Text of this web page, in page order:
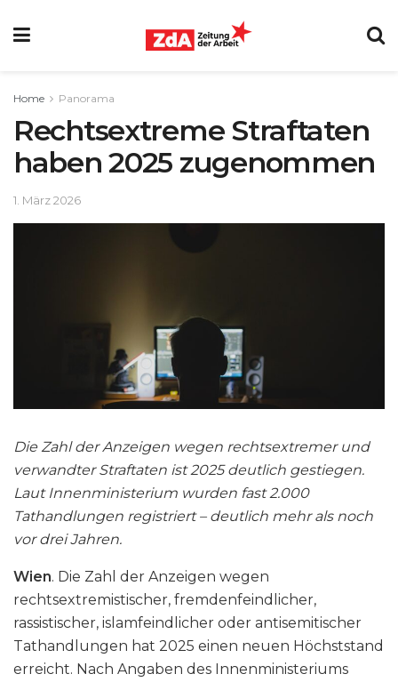
Home Panorama
Rechtsextreme Straftaten
haben 2025 zugenommen
1. März 2026
Die Zahl der Anzeigen wegen rechtsextremer und
verwandter Straftaten ist 2025 deutlich gestiegen.
Laut Innenministerium wurden fast 2.000
Tathandlungen registriert – deutlich mehr als noch
vor drei Jahren.
Wien. Die Zahl der Anzeigen wegen
rechtsextremistischer, fremdenfeindlicher,
rassistischer, islamfeindlicher oder antisemitischer
Tathandlungen hat 2025 einen neuen Höchststand
erreicht. Nach Angaben des Innenministeriums